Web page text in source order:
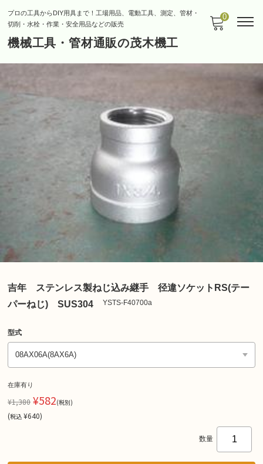
プロの工具からDIY用具まで！工場用品、電動工具、測定、管材・
切削・水栓・作業・安全用品などの販売
機械工具・管材通販の茂木機工
0
吉年 ステンレス製ねじ込み継手 径違ソケットRS(テー
パーねじ) SUS304
YSTS-F40700a
型式
在庫有り
¥1,380 ¥582(税別)
(税込 ¥640)
数量